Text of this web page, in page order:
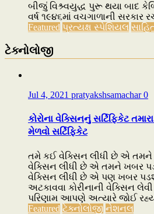
બીજું વિશ્ર્વયુદ્ધ પુરૂ થયા બાદ
વર્ષ ૧૯૪૬માં વચગાળાની સરકાર
Featured પ્રત્યક્ષ સ્પેશિયલ
ટેક્નોલોજી
Jul 4, 2021 pratyakshsamachar0
કોરોના વેક્સિનનું સર્ટિફિકેટ
મેળવો સર્ટિફિકેટ
તમે કઈ વેક્સિન લીધી છે એ
વેક્સિન લીધી છે એ તમને ખબર
વેક્સિન લીધી છે એ પણ ખબર પડશે
અટકાવવા કોરીનાની વેક્સિન
પરિણામ આપણે અત્યારે જોઈ
Featured ટેક્નોલોજી નેશનલ